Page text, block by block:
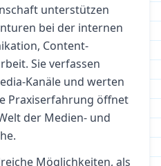
unterstützen
bei der internen
Content-
Sie verfassen
Kanäle und werten
Praxiserfahrung öffnet
der Medien- und
Möglichkeiten, als